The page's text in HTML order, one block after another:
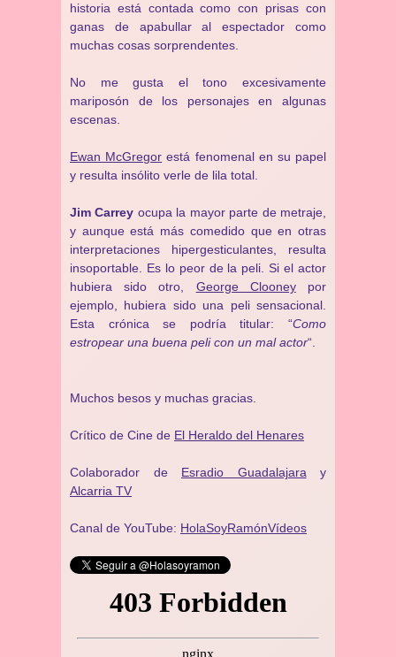
historia está contada como con prisas con
ganas de apabullar al espectador como
muchas cosas sorprendentes.
No me gusta el tono excesivamente
mariposón de los personajes en algunas
escenas.
Ewan McGregor está fenomenal en su papel
y resulta insólito verle de lila total.
Jim Carrey ocupa la mayor parte de metraje,
y aunque está más comedido que en otras
interpretaciones hipergesticulantes, resulta
insoportable. Es lo peor de la peli. Si el actor
hubiera sido otro, George Clooneypor
ejemplo, hubiera sido una peli sensacional.
Esta crónica se podría titular: “Como
estropear una buena peli con un mal actor“.
Muchos besos y muchas gracias.
Crítico de Cine de El Heraldo del Henares
Colaborador de Esradio Guadalajara y
Alcarria TV
Canal de YouTube: HolaSoyRamónVídeos